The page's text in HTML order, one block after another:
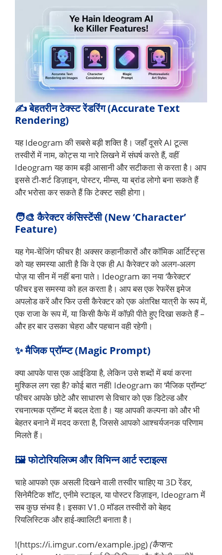
✍️ बेहतरीन टेक्स्ट रेंडरिंग (Accurate Text
Rendering)
यह Ideogram की सबसे बड़ी शक्ति है। जहाँ दूसरे AI टूल्स
तस्वीरों में नाम, कोट्स या नारे लिखने में संघर्ष करते हैं, वहीं
Ideogram यह काम बड़ी आसानी और सटीकता से करता है। आप
इससे टी-शर्ट डिज़ाइन, पोस्टर, मीम्स, या ब्रांड लोगो बना सकते हैं
और भरोसा कर सकते हैं कि टेक्स्ट सही होगा।
🧑‍🎨 कैरेक्टर कंसिस्टेंसी (New ‘Character’
Feature)
यह गेम-चेंजिंग फीचर है! अक्सर कहानीकारों और कॉमिक आर्टिस्ट्स
को यह समस्या आती है कि वे एक ही AI कैरेक्टर को अलग-अलग
पोज़ या सीन में नहीं बना पाते। Ideogram का नया ‘कैरेक्टर’
फीचर इस समस्या को हल करता है। आप बस एक रेफरेंस इमेज
अपलोड करें और फिर उसी कैरेक्टर को एक अंतरिक्ष यात्री के रूप में,
एक राजा के रूप में, या किसी कैफे में कॉफ़ी पीते हुए दिखा सकते हैं –
और हर बार उसका चेहरा और पहचान वही रहेगी।
✨ मैजिक प्रॉम्प्ट (Magic Prompt)
क्या आपके पास एक आईडिया है, लेकिन उसे शब्दों में बयां करना
मुश्किल लग रहा है? कोई बात नहीं! Ideogram का ‘मैजिक प्रॉम्प्ट’
फीचर आपके छोटे और साधारण से विचार को एक डिटेल्ड और
रचनात्मक प्रॉम्प्ट में बदल देता है। यह आपकी कल्पना को और भी
बेहतर बनाने में मदद करता है, जिससे आपको आश्चर्यजनक परिणाम
मिलते हैं।
🖼️ फोटोरियलिज्म और विभिन्न आर्ट स्टाइल्स
चाहे आपको एक असली दिखने वाली तस्वीर चाहिए या 3D रेंडर,
सिनेमैटिक शॉट, एनीमे स्टाइल, या पोस्टर डिज़ाइन, Ideogram में
सब कुछ संभव है। इसका V1.0 मॉडल तस्वीरों को बेहद
रियलिस्टिक और हाई-क्वालिटी बनाता है।
!(https://i.imgur.com/example.jpg)(कैप्शन: